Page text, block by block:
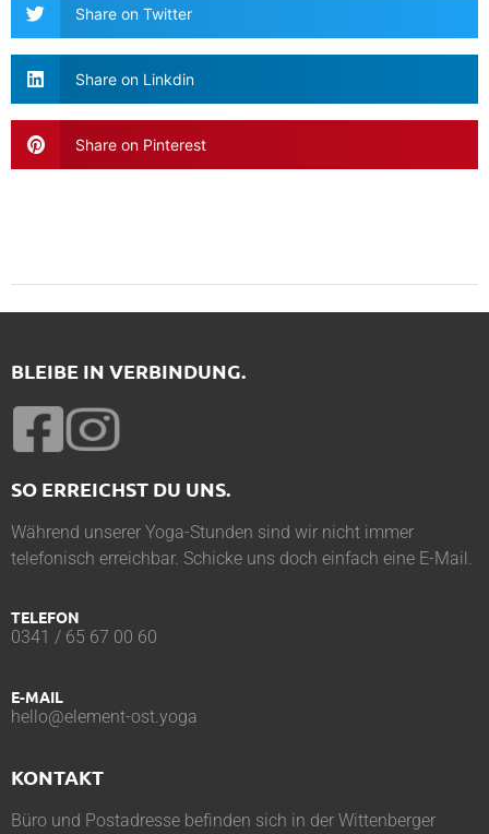
Share on Twitter
Share on Linkdin
Share on Pinterest
BLEIBE IN VERBINDUNG.
SO ERREICHST DU UNS.
Während unserer Yoga-Stunden sind wir nicht immer
telefonisch erreichbar. Schicke uns doch einfach eine E-Mail.
TELEFON
0341 / 65 67 00 60
E-MAIL
hello@element-ost.yoga
KONTAKT
Büro und Postadresse befinden sich in der Wittenberger